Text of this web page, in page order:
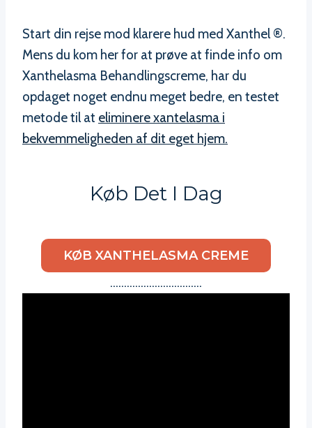
Start din rejse mod klarere hud med Xanthel ®.
Mens du kom her for at prøve at finde info om
Xanthelasma Behandlingscreme, har du
opdaget noget endnu meget bedre, en testet
metode til at eliminere xantelasma i
bekvemmeligheden af dit eget hjem.
Køb Det I Dag
KØB XANTHELASMA CREME
……………………………